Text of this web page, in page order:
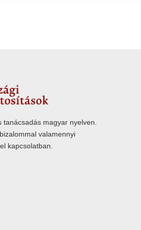
tanácsadás magyar nyelven.
valamennyi
kapcsolatban.